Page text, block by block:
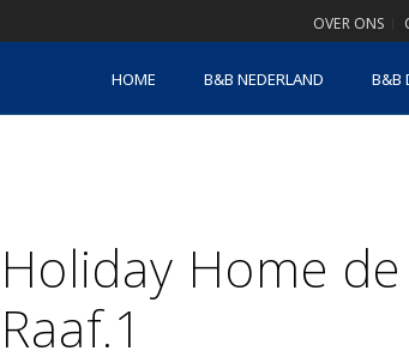
OVER ONS
HOME B&B NEDERLAND B&B
Holiday Home
Raaf.1